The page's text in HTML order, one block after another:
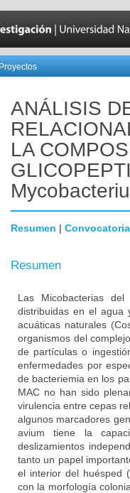
Proyectos
ANÁLISIS
LA
Resumen | Convocatoria
Resumen
Las Micobacterias del
distribuidas en el agua
acuáticas naturales
organismos del
de partículas o
enfermedades por
de bacteriemia en los
MAC no han sido
virulencia entre cepas
algunos marcadores
avium tiene la
deslizamientos
tanto un papel
el interior del huésped
con la morfología